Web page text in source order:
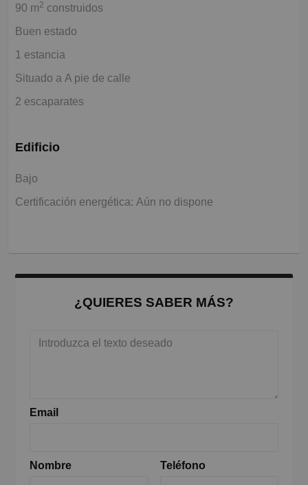
90 m2 construidos
Buen estado
1 estancia
Situado a A pie de calle
2 escaparates
Edificio
Bajo
Certificación energética: Aún no dispone
¿QUIERES SABER MÁS?
Email
Nombre Teléfono